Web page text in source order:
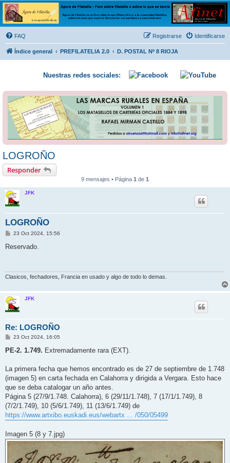
Ágora de Filatelia
Foro sobre filatelia o sobre lo que se tercie. Ágora de Filatelia es un foro abierto que Afinet
ofrece a la comunidad filatélica universal para que exprese libremente sus opiniones y
conocimientos
FAQ Identificarse
Registrarse
Índice general PREFILATELIA 2.0 D. POSTAL Nº 8 RIOJA
Nuestras redes sociales:
LOGROÑO
Responder
9 mensajes • Página 1 de 1
JFK
LOGROÑO
M
n
23 Oct 2024, 15:56
Reservado.
Clasicos, fechadores, Francia en usado y algo de todo lo demas.
JFK
Re: LOGROÑO
M
n
j
23 Oct 2024, 16:05
PE-2. 1.749. Extremadamente rara (EXT).
La primera fecha que hemos encontrado es de 27 de septiembre de 1.748
(imagen 5) en carta fechada en Calahorra y dirigida a Vergara. Esto hace
que se deba catalogar un año antes.
Página 5 (27/9/1.748. Calahorra), 6 (29/11/1.748), 7 (17/1/1.749), 8
(7/2/1.749), 10 (5/6/1.749), 11 (13/6/1.749) de
https://www.artxibo.euskadi.eus/webartx ... /050/05499
Imagen 5 (8 y 7.jpg)